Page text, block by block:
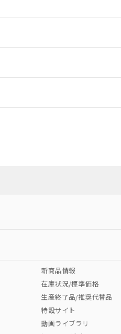
Cr(VI)
新商品情報
在庫状況/標準価格
生産終了品/推奨代替品
特設サイト
動画ライブラリ